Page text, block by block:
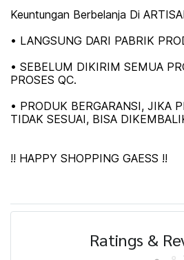
Keuntungan Berbelanja Di
• LANGSUNG DARI PABRIK
• SEBELUM DIKIRIM SEMUA
PROSES QC.
• PRODUK BERGARANSI, JIKA
TIDAK SESUAI, BISA
!! HAPPY SHOPPING GAESS !!
Ratings &